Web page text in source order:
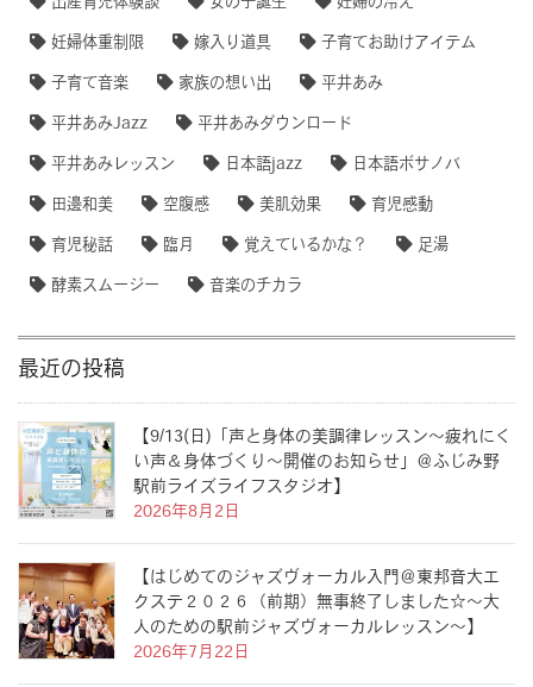
出産育児体験談 女の子誕生 妊婦の冷え
妊婦体重制限 嫁入り道具 子育てお助けアイテム
子育て音楽 家族の想い出 平井あみ
平井あみJazz 平井あみダウンロード
平井あみレッスン 日本語jazz 日本語ボサノバ
田邊和美 空腹感 美肌効果 育児感動
育児秘話 臨月 覚えているかな？ 足湯
酵素スムージー 音楽のチカラ
最近の投稿
【9/13(日)「声と身体の美調律レッスン〜疲れにく
い声＆身体づくり〜開催のお知らせ」＠ふじみ野
駅前ライズライフスタジオ】
2026年8月2日
【はじめてのジャズヴォーカル入門＠東邦音大エ
クステ２０２６（前期）無事終了しました☆〜大
人のための駅前ジャズヴォーカルレッスン〜】
2026年7月22日